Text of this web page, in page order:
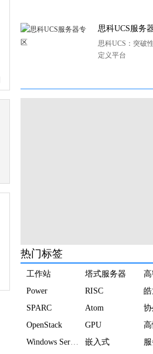
性能计算专业委
学和广东工业大学
思科UCS服务
思科UCS：突破
定义平台
热门标签
工作站 塔式服务器
Power
RISC
SPARC
Atom
OpenStack
GPU
Windows Server
嵌入式